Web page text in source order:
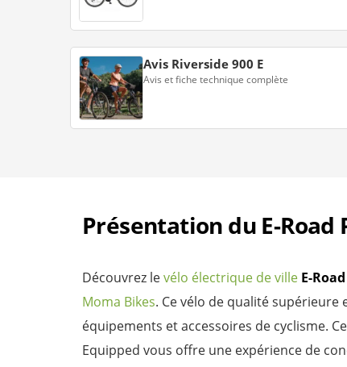
Avis Riverside 900 E
Avis et fiche technique complète
Présentation du E-Road
Découvrez levélo électrique de ville E-
Moma Bikes. Ce vélo de qualité supérieure
équipements et accessoires de cyclisme.
Equipped vous offre une expérience de